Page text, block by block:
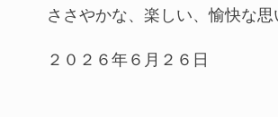
ささやかな、楽しい、愉快な思
２０２６年６月２６日